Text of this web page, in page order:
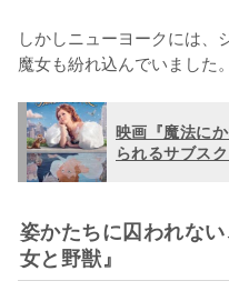
しかしニューヨークには、
魔女も紛れ込んでいました。
映画『魔法に
られるサブス
姿かたちに囚われな
女と野獣』